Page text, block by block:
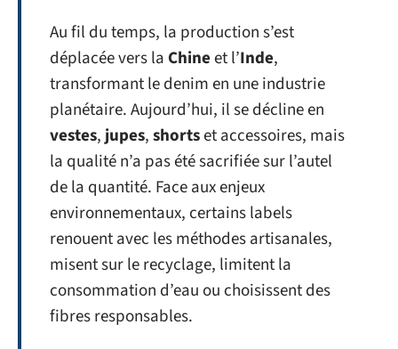
Au fil du temps, la production s’est
déplacée vers la Chineet l’Inde,
transformant le denim en une industrie
planétaire. Aujourd’hui, il se décline en
vestes,jupes,shortset accessoires, mais
la qualité n’a pas été sacrifiée sur l’autel
de la quantité. Face aux enjeux
environnementaux, certains labels
renouent avec les méthodes artisanales,
misent sur le recyclage, limitent la
consommation d’eau ou choisissent des
fibres responsables.